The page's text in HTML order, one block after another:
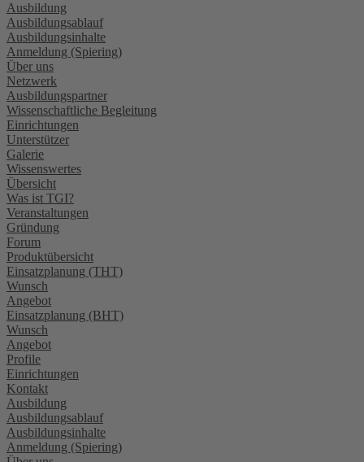
Ausbildung
Ausbildungsablauf
Ausbildungsinhalte
Anmeldung (Spiering)
Über uns
Netzwerk
Ausbildungspartner
Wissenschaftliche Begleitung
Einrichtungen
Unterstützer
Galerie
Wissenswertes
Übersicht
Was ist TGI?
Veranstaltungen
Gründung
Forum
Produktübersicht
Einsatzplanung (THT)
Wunsch
Angebot
Einsatzplanung (BHT)
Wunsch
Angebot
Profile
Einrichtungen
Kontakt
Ausbildung
Ausbildungsablauf
Ausbildungsinhalte
Anmeldung (Spiering)